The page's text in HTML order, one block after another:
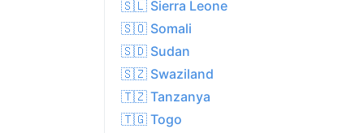
🇸🇱 Sierra Leone
🇸🇴 Somali
🇸🇩 Sudan
🇸🇿 Swaziland
🇹🇿 Tanzanya
🇹🇬 Togo